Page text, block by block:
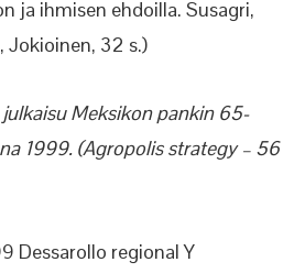
ja ihmisen ehdoilla. Susagri,
32 s.)
Meksikon pankin 65-
1999. (Agropolis strategy – 56
Dessarollo regional Y